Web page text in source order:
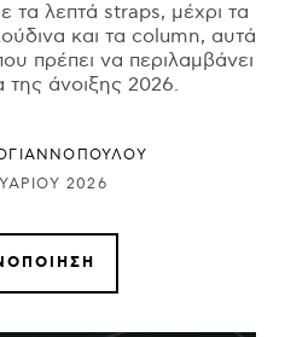
λεπτά straps, μέχρι τα
και τα column, αυτά
πρέπει να περιλαμβάνει
άνοιξης 2026.
2026